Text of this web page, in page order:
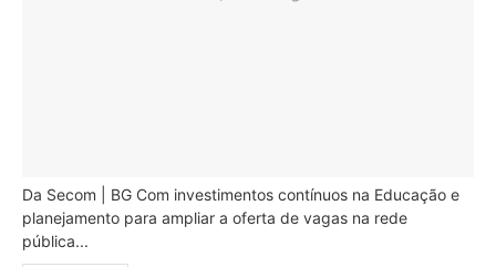
Da Secom | BG Com investimentos contínuos na Educação e
planejamento para ampliar a oferta de vagas na rede
pública...